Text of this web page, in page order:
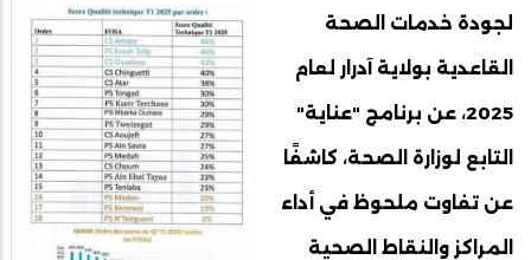
لجودة خدمات الصحة
القاعدية بولاية آدرار لعام
2025، عن برنامج "عناية"
التابع لوزارة الصحة، كاشفًا
عن تفاوت ملحوظ في أداء
المراكز والنقاط الصحية